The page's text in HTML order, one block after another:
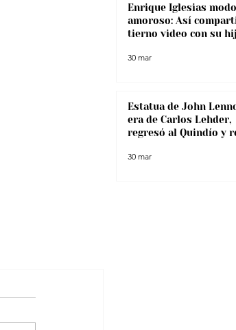
Enrique Iglesias
amoroso: Así
tierno video con su
30 mar
Estatua de John
era de Carlos Lehder,
regresó al Quindío y
narcotráfico
30 mar